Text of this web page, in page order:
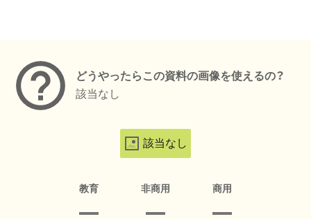
どうやったらこの資料の画像を使えるの？
該当なし
該当なし
教育 非商用 商用